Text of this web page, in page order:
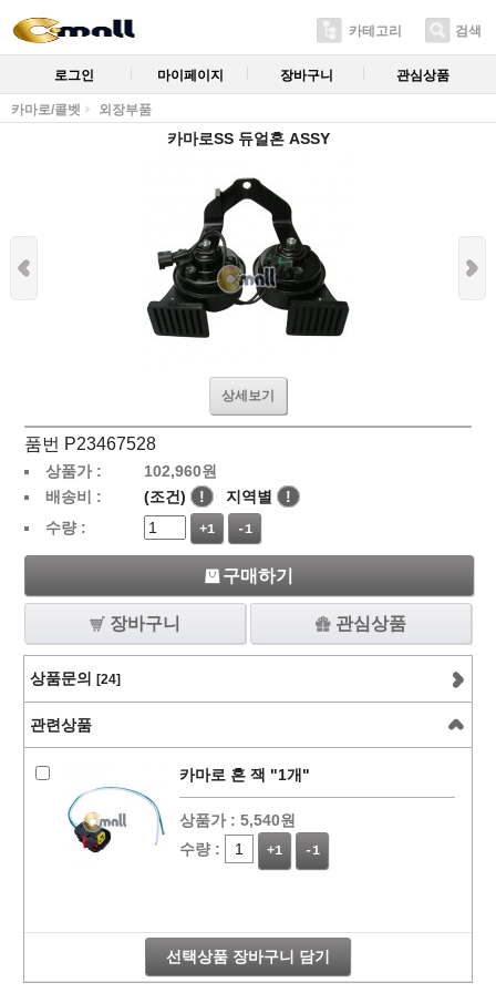
카테고리 검색
로그인 마이페이지 장바구니 관심상품
카마로/콜벳 외장부품
카마로SS 듀얼혼 ASSY
상세보기
품번 P23467528
상품가 : 102,960원
배송비 :
(조건) ! 지역별
!
수량 :
+1 -1
구매하기
장바구니 관심상품
상품문의 [24]
관련상품
카마로 혼 잭 "1개"
상품가 : 5,540원
수량 :
+1 -1
선택상품 장바구니 담기